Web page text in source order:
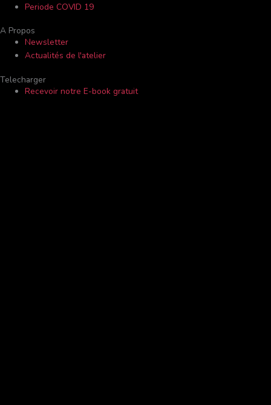
Periode COVID 19
A Propos
Newsletter
Actualités de l'atelier
Telecharger
Recevoir notre E-book gratuit